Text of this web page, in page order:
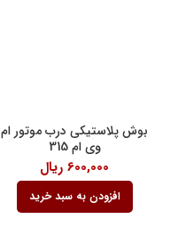
بوش پلاستیکی درب موتور ام
وی ام 315
600,000 ریال
افزودن به سبد خرید